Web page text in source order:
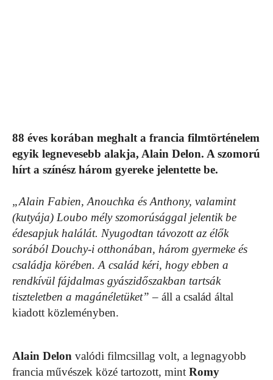
88 éves korában meghalt a francia filmtörténelem
egyik legnevesebb alakja, Alain Delon. A szomorú
hírt a színész három gyereke jelentette be.
„Alain Fabien, Anouchka és Anthony, valamint
(kutyája) Loubo mély szomorúsággal jelentik be
édesapjuk halálát. Nyugodtan távozott az élők
sorából Douchy-i otthonában, három gyermeke és
családja körében. A család kéri, hogy ebben a
rendkívül fájdalmas gyászidőszakban tartsák
tiszteletben a magánéletüket” – áll a család által
kiadott közleményben.
Alain Delon valódi filmcsillag volt, a legnagyobb
francia művészek közé tartozott, mint Romy